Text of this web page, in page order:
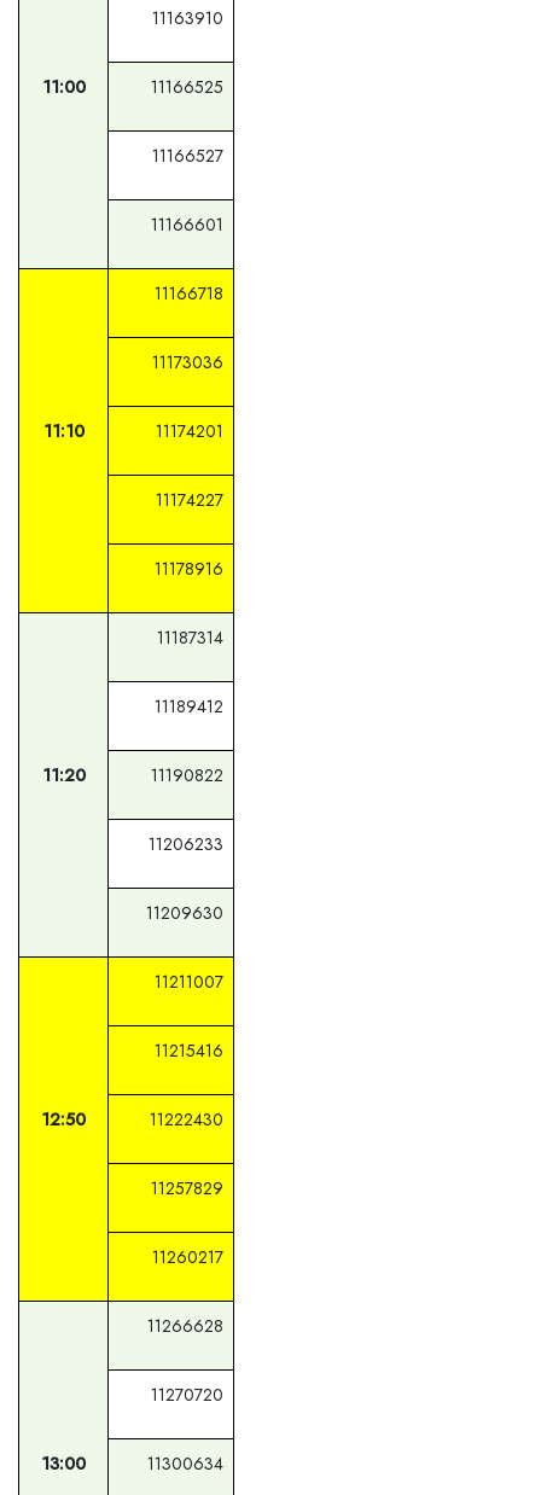
11:00
11163910
11166525
11166527
11166601
11:10
11166718
11173036
11174201
11174227
11178916
11:20
11187314
11189412
11190822
11206233
11209630
12:50
11211007
11215416
11222430
11257829
11260217
13:00
11266628
11270720
11300634